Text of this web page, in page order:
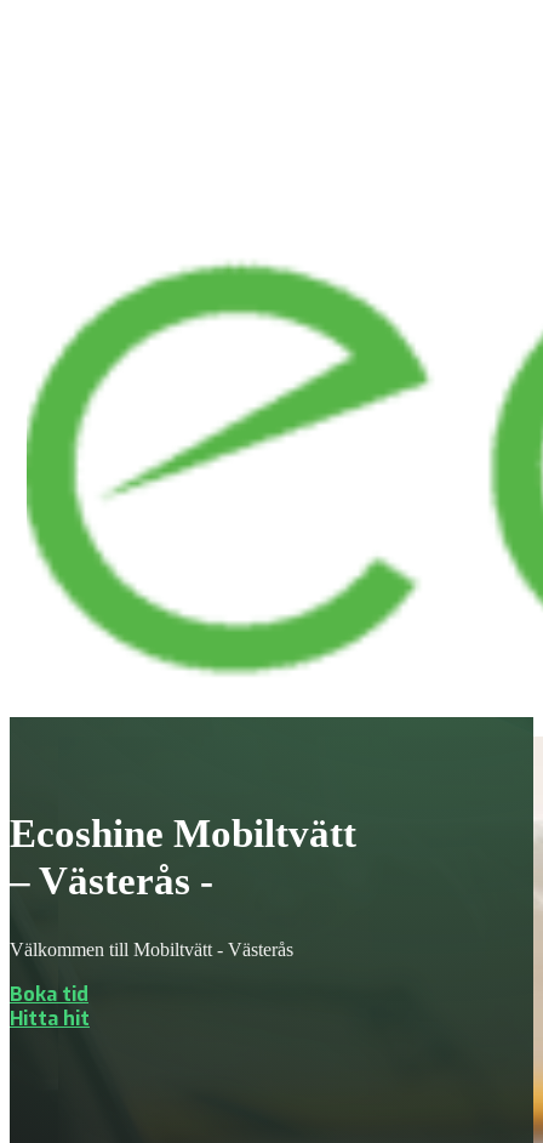
Ecoshine Mobiltvätt
– Västerås -
Välkommen till Mobiltvätt - Västerås
Boka tid
Hitta hit